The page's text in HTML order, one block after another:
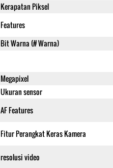
Kerapatan Piksel
Features
Bit Warna (# Warna)
Megapixel
Ukuran sensor
AF Features
Fitur Perangkat Keras Kamera
resolusi video